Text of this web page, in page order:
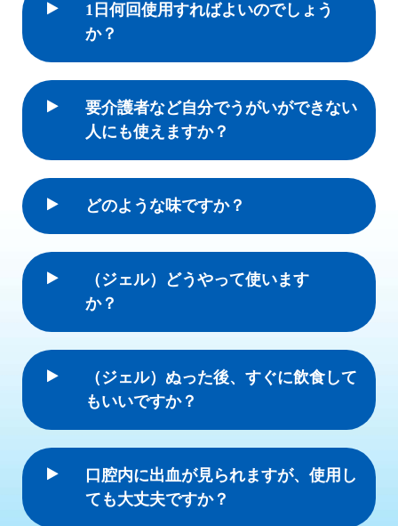
1日何回使用すればよいのでしょう
か？
要介護者など自分でうがいができない
人にも使えますか？
どのような味ですか？
（ジェル）どうやって使います
か？
（ジェル）ぬった後、すぐに飲食して
もいいですか？
口腔内に出血が見られますが、使用し
ても大丈夫ですか？